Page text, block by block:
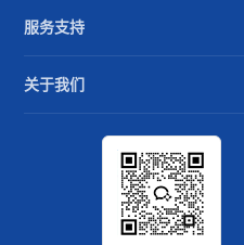
服务支持
关于我们